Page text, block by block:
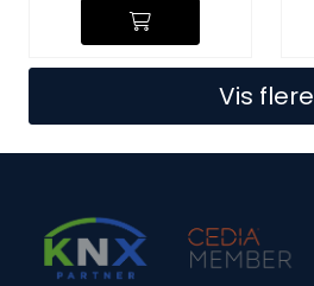
Vis flere